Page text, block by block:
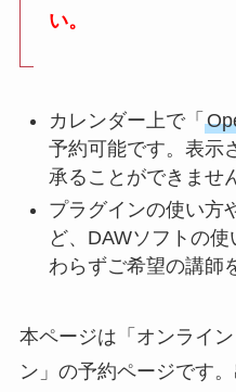
い。
カレンダー上で「
予約可能です。表示
承ることができませ
プラグインの使い方
ど、DAWソフトの
わらずご希望の講師
本ページは「オンライ
ン」の予約ページです